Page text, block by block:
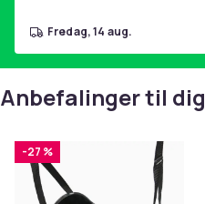
fredag, 14 aug.
Anbefalinger til dig
-27 %